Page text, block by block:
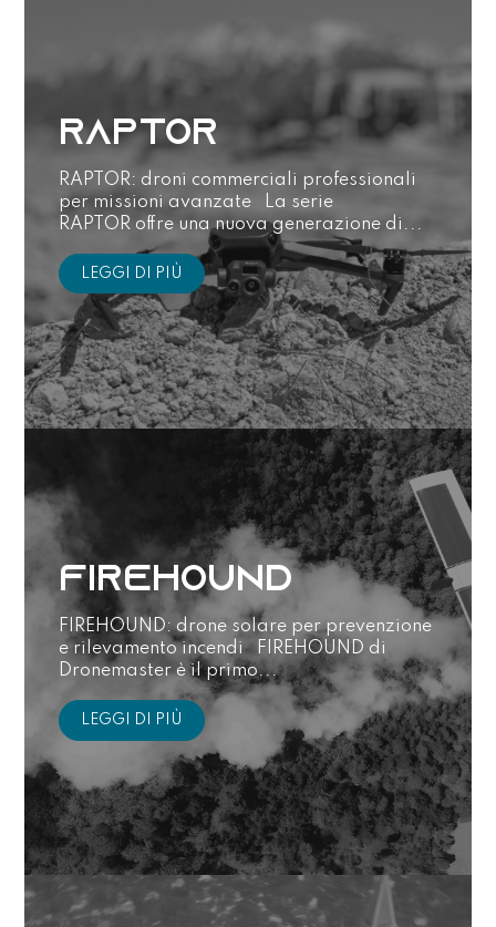
RAPTOR
RAPTOR: droni commerciali professionali
per missioni avanzate La serie
RAPTOR offre una nuova generazione di...
LEGGI DI PIÙ
FIREHOUND
FIREHOUND: drone solare per prevenzione
e rilevamento incendi FIREHOUND di
Dronemaster è il primo...
LEGGI DI PIÙ